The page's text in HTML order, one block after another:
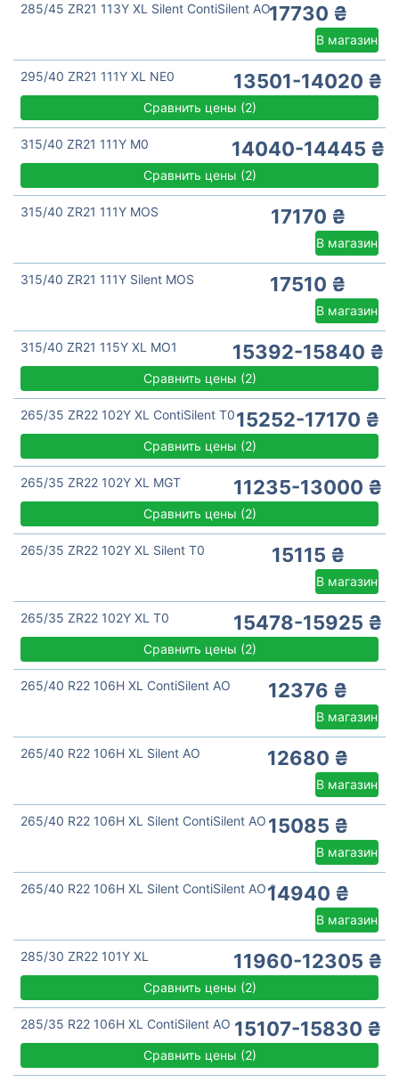
285/45 ZR21 113Y XL Silent ContiSilent AO17730 ₴
В магазин
295/40 ZR21 111Y XL NE0 13501-14020 ₴
Сравнить цены (2)
315/40 ZR21 111Y M0 14040-14445 ₴
Сравнить цены (2)
315/40 ZR21 111Y MOS 17170 ₴
В магазин
315/40 ZR21 111Y Silent MOS 17510 ₴
В магазин
315/40 ZR21 115Y XL MO1 15392-15840 ₴
Сравнить цены (2)
265/35 ZR22 102Y XL ContiSilent T015252-17170 ₴
Сравнить цены (2)
265/35 ZR22 102Y XL MGT 11235-13000 ₴
Сравнить цены (2)
265/35 ZR22 102Y XL Silent T0 15115 ₴
В магазин
265/35 ZR22 102Y XL T0 15478-15925 ₴
Сравнить цены (2)
265/40 R22 106H XL ContiSilent AO 12376 ₴
В магазин
265/40 R22 106H XL Silent AO 12680 ₴
В магазин
265/40 R22 106H XL Silent ContiSilent AO 15085 ₴
В магазин
265/40 R22 106H XL Silent ContiSilent AO *14940 ₴
В магазин
285/30 ZR22 101Y XL 11960-12305 ₴
Сравнить цены (2)
285/35 R22 106H XL ContiSilent AO 15107-15830 ₴
Сравнить цены (2)